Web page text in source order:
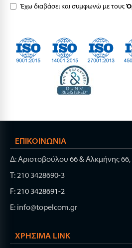
Έχω διαβάσει και συμφωνώ με τους
ΕΠΙΚΟΙΝΩΝΊΑ
Δ: Αριστοβούλου 66 & Αλκμήνης
Τ: 210 3428690-3
F: 210 3428691-2
E: info@topelcom.gr
ΧΡΉΣΙΜΑ LINK